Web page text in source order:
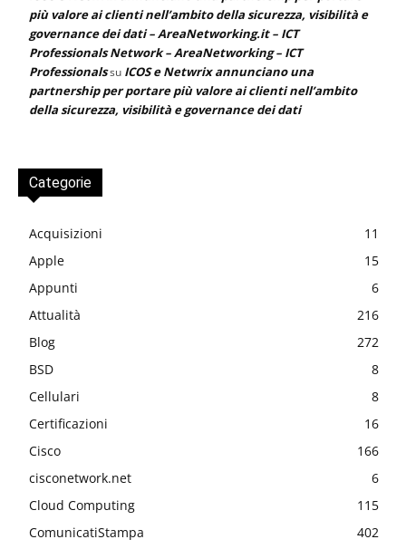
più valore ai clienti nell’ambito della sicurezza, visibilità e
governance dei dati – AreaNetworking.it – ICT
Professionals Network – AreaNetworking – ICT
Professionalssu ICOS e Netwrix annunciano una
partnership per portare più valore ai clienti nell’ambito
della sicurezza, visibilità e governance dei dati
Categorie
Acquisizioni
11
Apple
15
Appunti
6
Attualità
216
Blog
272
BSD
8
Cellulari
8
Certificazioni
16
Cisco
166
cisconetwork.net
6
Cloud Computing
115
ComunicatiStampa
402